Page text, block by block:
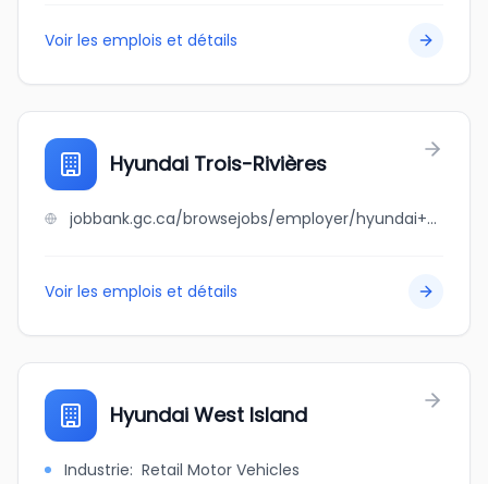
Voir les emplois et détails
Hyundai Trois-Rivières
jobbank.gc.ca/browsejobs/employer/hyundai+trois-rivi%C3%A8res/ca
Voir les emplois et détails
Hyundai West Island
Industrie: Retail Motor Vehicles